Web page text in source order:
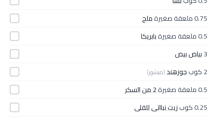
0.75 ملعقة صغيرة
ملح
0.5 ملعقة صغيرة
بابريكا
3بياض بيض
2 كوب
جوزهند(مبشور)
0.5 ملعقة صغيرة
2 من السكر
0.25 كوب
زيت نبااتى للقلى